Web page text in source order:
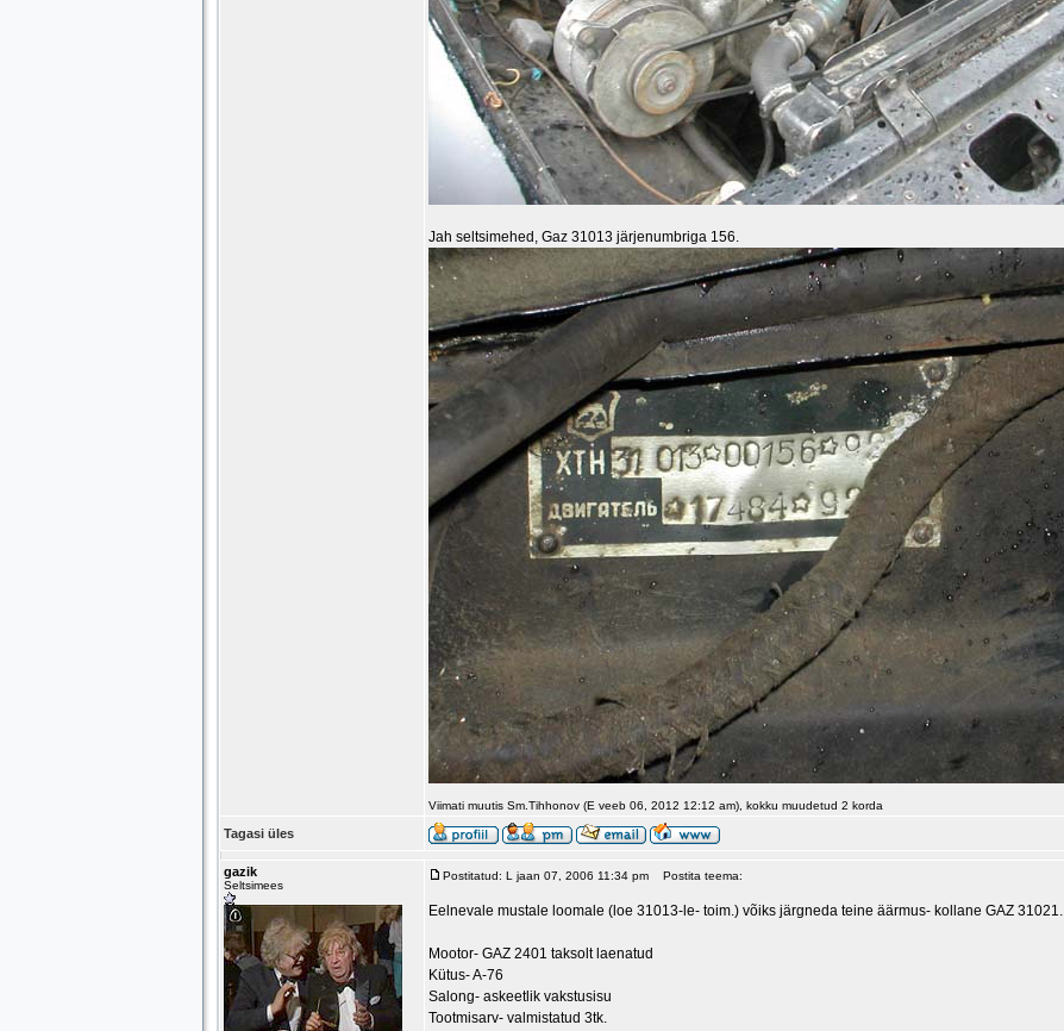
Jah seltsimehed, Gaz 31013 järjenumbriga 156.
Viimati muutis Sm.Tihhonov (E veeb 06, 2012 12:12 am), kokku muudetud 2 korda
Tagasi üles
gazik
Seltsimees
Postitatud: L jaan 07, 2006 11:34 pm Postita teema:
Eelnevale mustale loomale (loe 31013-le- toim.) võiks järgneda teine äärmus- kollane GAZ 31021.
Mootor- GAZ 2401 taksolt laenatud
Kütus- A-76
Salong- askeetlik vakstusisu
Tootmisarv- valmistatud 3tk.